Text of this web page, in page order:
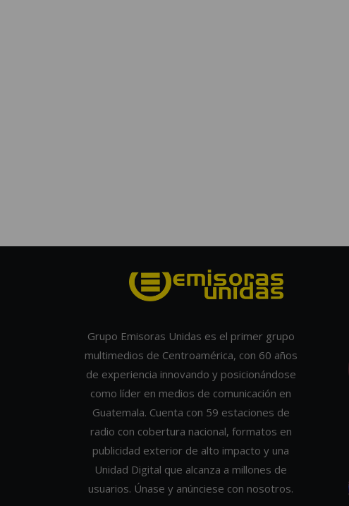
Grupo Emisoras Unidas es el primer grupo
multimedios de Centroamérica, con 60 años
de experiencia innovando y posicionándose
como líder en medios de comunicación en
Guatemala. Cuenta con 59 estaciones de
radio con cobertura nacional, formatos en
publicidad exterior de alto impacto y una
Unidad Digital que alcanza a millones de
usuarios. Únase y anúnciese con nosotros.